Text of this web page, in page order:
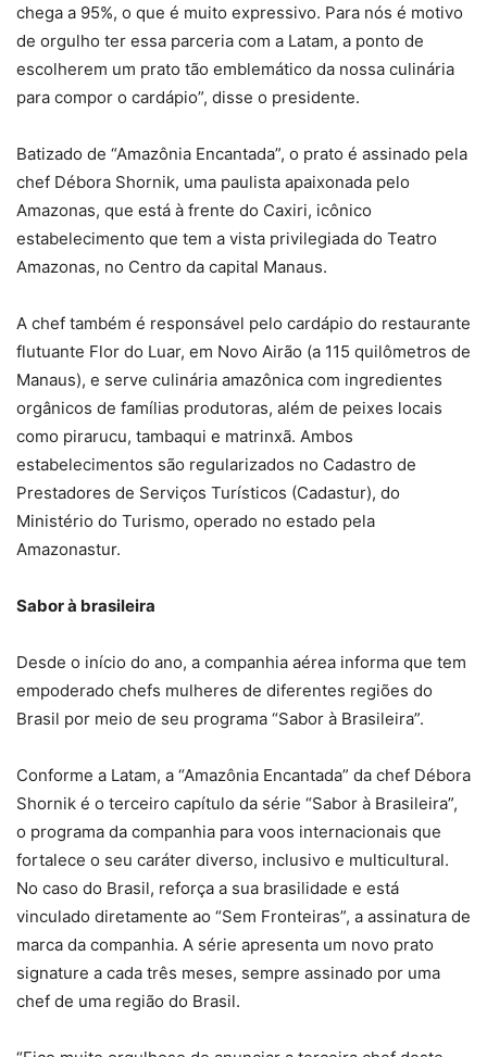
chega a 95%, o que é muito expressivo. Para nós é motivo
de orgulho ter essa parceria com a Latam, a ponto de
escolherem um prato tão emblemático da nossa culinária
para compor o cardápio”, disse o presidente.
Batizado de “Amazônia Encantada”, o prato é assinado pela
chef Débora Shornik, uma paulista apaixonada pelo
Amazonas, que está à frente do Caxiri, icônico
estabelecimento que tem a vista privilegiada do Teatro
Amazonas, no Centro da capital Manaus.
A chef também é responsável pelo cardápio do restaurante
flutuante Flor do Luar, em Novo Airão (a 115 quilômetros de
Manaus), e serve culinária amazônica com ingredientes
orgânicos de famílias produtoras, além de peixes locais
como pirarucu, tambaqui e matrinxã. Ambos
estabelecimentos são regularizados no Cadastro de
Prestadores de Serviços Turísticos (Cadastur), do
Ministério do Turismo, operado no estado pela
Amazonastur.
Sabor à brasileira
Desde o início do ano, a companhia aérea informa que tem
empoderado chefs mulheres de diferentes regiões do
Brasil por meio de seu programa “Sabor à Brasileira”.
Conforme a Latam, a “Amazônia Encantada” da chef Débora
Shornik é o terceiro capítulo da série “Sabor à Brasileira”,
o programa da companhia para voos internacionais que
fortalece o seu caráter diverso, inclusivo e multicultural.
No caso do Brasil, reforça a sua brasilidade e está
vinculado diretamente ao “Sem Fronteiras”, a assinatura de
marca da companhia. A série apresenta um novo prato
signature a cada três meses, sempre assinado por uma
chef de uma região do Brasil.